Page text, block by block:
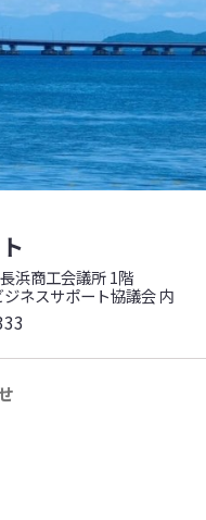
浜商工会議所 1階
ネスサポート協議会 内